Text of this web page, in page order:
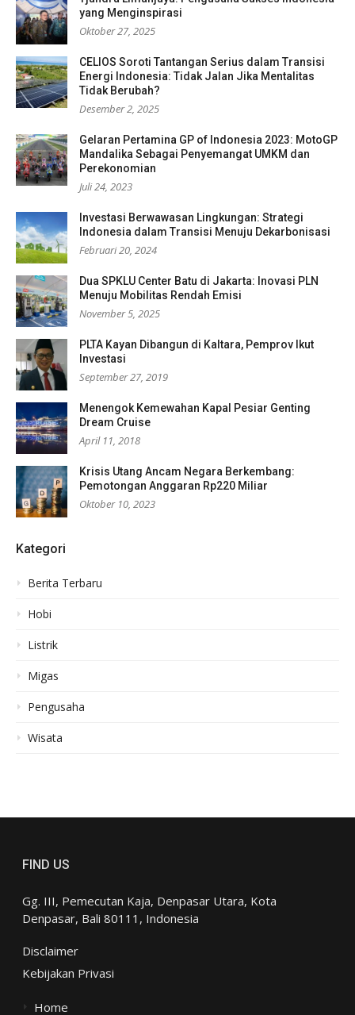
yang Menginspirasi
Oktober 27, 2025
CELIOS Soroti Tantangan Serius dalam Transisi
Energi Indonesia: Tidak Jalan Jika Mentalitas
Tidak Berubah?
Desember 2, 2025
Gelaran Pertamina GP of Indonesia 2023: MotoGP
Mandalika Sebagai Penyemangat UMKM dan
Perekonomian
Juli 24, 2023
Investasi Berwawasan Lingkungan: Strategi
Indonesia dalam Transisi Menuju Dekarbonisasi
Februari 20, 2024
Dua SPKLU Center Batu di Jakarta: Inovasi PLN
Menuju Mobilitas Rendah Emisi
November 5, 2025
PLTA Kayan Dibangun di Kaltara, Pemprov Ikut
Investasi
September 27, 2019
Menengok Kemewahan Kapal Pesiar Genting
Dream Cruise
April 11, 2018
Krisis Utang Ancam Negara Berkembang:
Pemotongan Anggaran Rp220 Miliar
Oktober 10, 2023
Kategori
Berita Terbaru
Hobi
Listrik
Migas
Pengusaha
Wisata
FIND US
Gg. III, Pemecutan Kaja, Denpasar Utara, Kota
Denpasar, Bali 80111, Indonesia
Disclaimer
Kebijakan Privasi
Home